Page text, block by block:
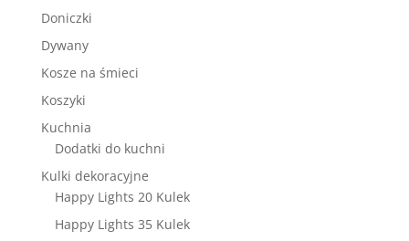
Doniczki
Dywany
Kosze na śmieci
Koszyki
Kuchnia
Dodatki do kuchni
Kulki dekoracyjne
Happy Lights 20 Kulek
Happy Lights 35 Kulek